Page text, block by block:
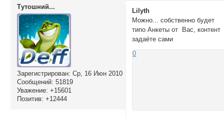
Тутошний...
Зарегистрирован: Ср, 16 Июн 2010
Сообщений: 51819
Уважение: +15601
Позитив: +12444
Lilyth
Можно... собственно будет
типо Анкеты от Вас, контент
задаёте сами
0